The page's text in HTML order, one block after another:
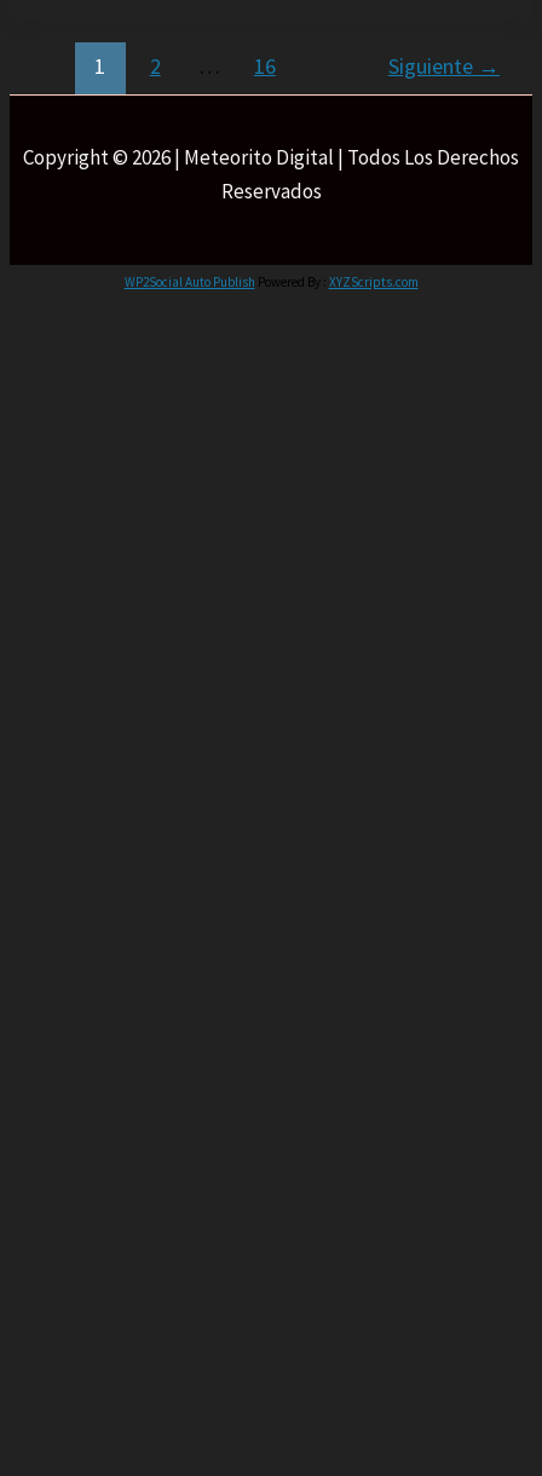
1 2 … 16 Siguiente →
Copyright © 2026 | Meteorito Digital | Todos Los Derechos
Reservados
WP2Social Auto Publish Powered By : XYZScripts.com